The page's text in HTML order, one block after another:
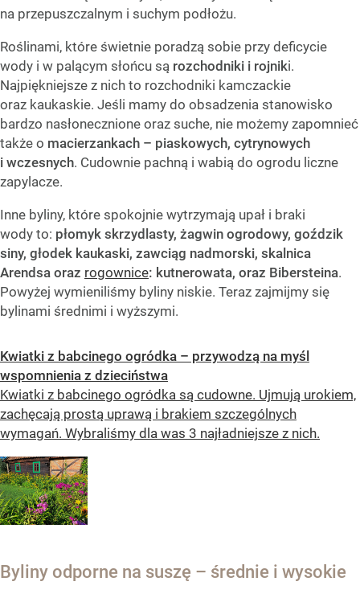
na przepuszczalnym i suchym podłożu.
Roślinami, które świetnie poradzą sobie przy deficycie
wody i w palącym słońcu są rozchodniki i rojniki.
Najpiękniejsze z nich to rozchodniki kamczackie
oraz kaukaskie. Jeśli mamy do obsadzenia stanowisko
bardzo nasłonecznione oraz suche, nie możemy zapomnieć
także o macierzankach – piaskowych, cytrynowych
i wczesnych. Cudownie pachną i wabią do ogrodu liczne
zapylacze.
Inne byliny, które spokojnie wytrzymają upał i braki
wody to: płomyk skrzydlasty, żagwin ogrodowy, goździk
siny, głodek kaukaski, zawciąg nadmorski, skalnica
Arendsa oraz rogownice: kutnerowata, oraz Bibersteina.
Powyżej wymieniliśmy byliny niskie. Teraz zajmijmy się
bylinami średnimi i wyższymi.
Kwiatki z babcinego ogródka – przywodzą na myśl
wspomnienia z dzieciństwa
Kwiatki z babcinego ogródka są cudowne. Ujmują urokiem,
zachęcają prostą uprawą i brakiem szczególnych
wymagań. Wybraliśmy dla was 3 najładniejsze z nich.
Byliny odporne na suszę – średnie i wysokie